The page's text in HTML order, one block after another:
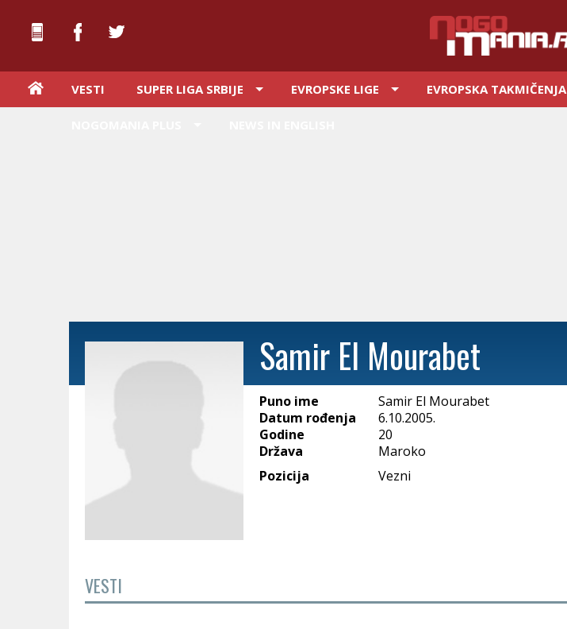
VESTI SUPER LIGA SRBIJE EVROPSKE LIGE EVROPSKA TAKMIČENJA
Samir El Mourabet
Puno ime
Samir El Mourabet
Datum rođenja
6.10.2005.
Godine
20
Država
Maroko
Pozicija
Vezni
VESTI